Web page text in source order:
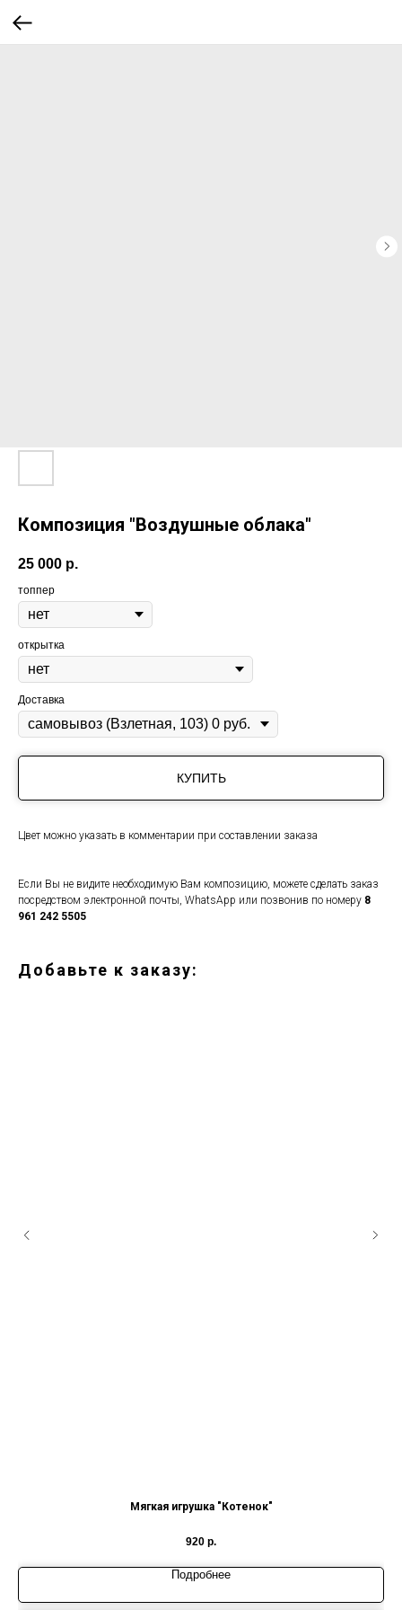
Композиция "Воздушные облака"
25 000 р.
топпер
открытка
Доставка
КУПИТЬ
Цвет можно указать в комментарии при составлении заказа
Если Вы не видите необходимую Вам композицию, можете сделать заказ
посредством электронной почты, WhatsApp или позвонив по номеру 8
961 242 5505
Добавьте к заказу:
Мягкая игрушка "Котенок"
920 р.
Подробнее